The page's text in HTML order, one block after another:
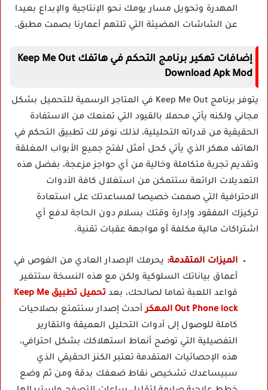
المهدرة وتحويل مسار يومك نحو الإنتاجية والإبداع بعيدا
عن الشاشات المضيئة التي تلتهم أعمارنا بصمت مطبق.
إضافات تهكير برنامج التحكم في هاتفك Keep Me Out
Download Apk Mod
يتوفر برنامج Keep Me Out في المتاجر الرسمية للتحميل بشكل
مجاني ولكنه يأتي محملا بالقيود التي تمنعك من الاستفادة
الحقيقية من قدراته التحليلية، لذلك نوفر لك تطبيق التحكم في
الهاتف مهكر الذي يأتي كحل أمثل لفتح جميع الأبواب المغلقة
وتقديم تجربة متكاملة وخالية من أي حواجز مزعجة، بفضل هذه
التعديلات الرائعة ستتمكن من استغلال كافة الأدوات
الاحترافية التي صممت خصيصا لمساعدتك على استعادة
تركيزك المفقود وإدارة وقتك بسلام دون الحاجة لدفع أي
اشتراكات مالية مكلفة أو مواجهة عقبات تقنية.
الميزات المتقدمة: يحرمك الإصدار العادي من الغوص في
أعماق بياناتك السلوكية ولكن مع هذه النسخة ستتغير
قواعد اللعبة تماما لصالحك، بعد
تحميل تطبيق Keep Me
Out Phone lock المهكر
أحدث إصدار ستتمتع بصلاحيات
كاملة للوصول إلى أدوات التحليل العميقة والتقارير
التفصيلية التي توضح أنماط استهلاكك بشكل احترافي،
هذه الإحصائيات المتقدمة تعتبر الكنز الحقيقي الذي
سبيساعدك تشخيص نقاط ضعفك بدقة ومن ثم وضع